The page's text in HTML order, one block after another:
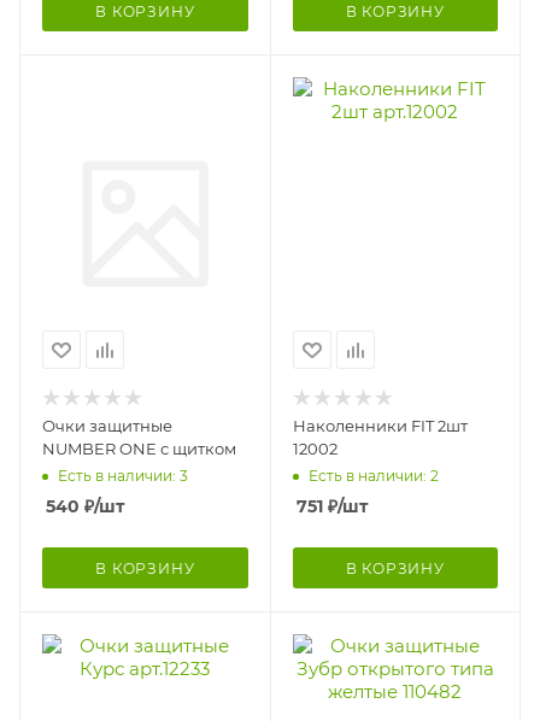
В КОРЗИНУ В КОРЗИНУ
Очки защитные
NUMBER ONE с щитком
Есть в наличии: 3
540 ₽/шт
В КОРЗИНУ
Наколенники FIT 2шт
12002
Есть в наличии: 2
751₽/шт
В КОРЗИНУ